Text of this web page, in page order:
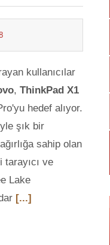
kullanıcılar
, ThinkPad X1
hedef alıyor.
şık bir
sahip olan
ve
Lake
[...]